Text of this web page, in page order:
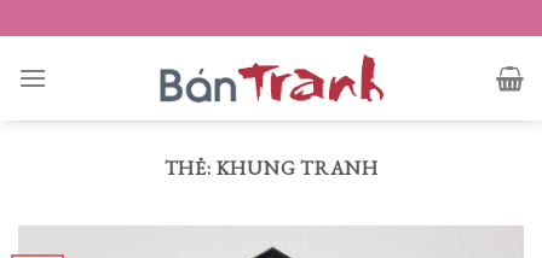
to
content
THẺ: KHUNG TRANH